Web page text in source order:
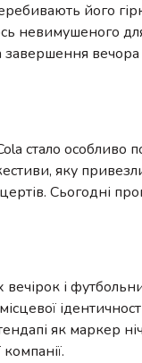
його
невимушеного
завершення
стало особливо
яку
Сьогодні
і
як маркер